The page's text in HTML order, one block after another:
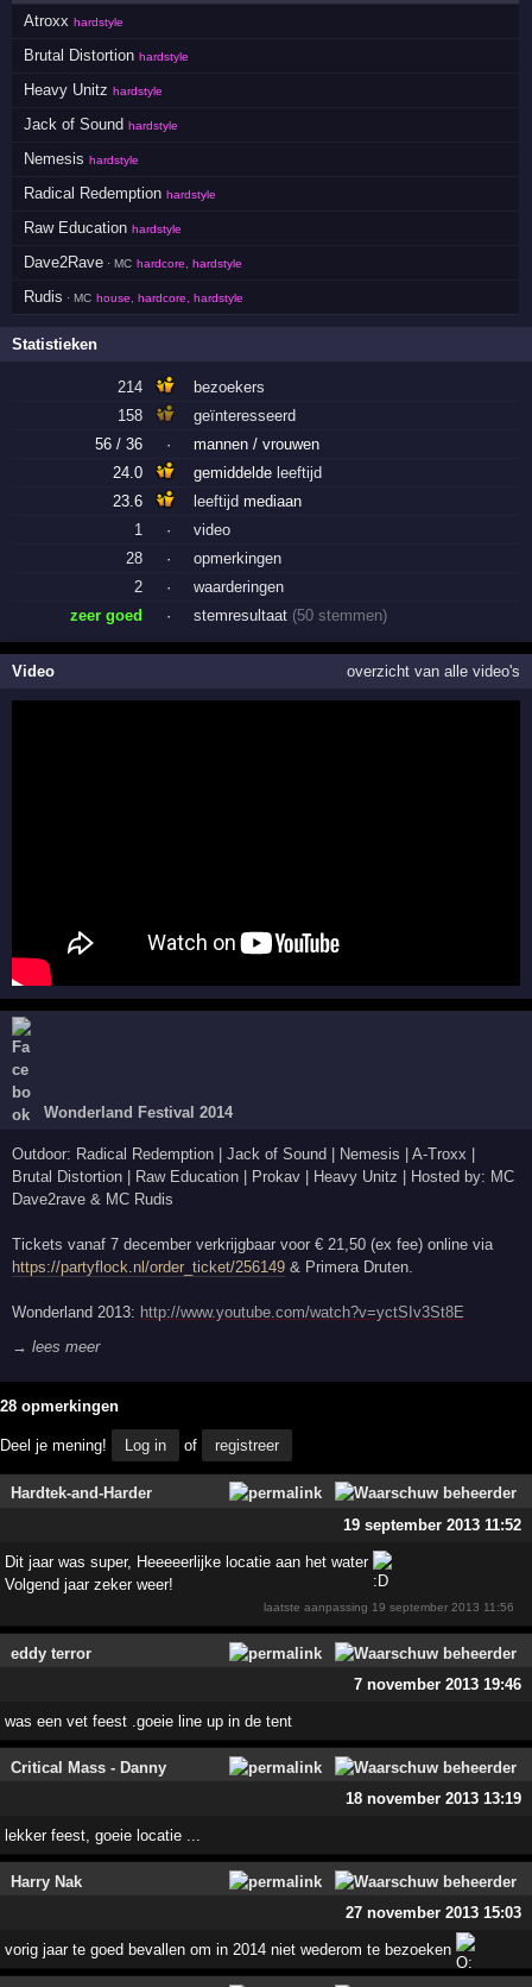
Atroxx hardstyle
Brutal Distortion hardstyle
Heavy Unitz hardstyle
Jack of Sound hardstyle
Nemesis hardstyle
Radical Redemption hardstyle
Raw Education hardstyle
Dave2Rave · MC hardcore, hardstyle
Rudis · MC house, hardcore, hardstyle
Statistieken
214
bezoekers
158
geïnteresseerd
56 / 36
·
mannen / vrouwen
24.0
gemiddelde leeftijd
23.6
leeftijd mediaan
1
·
video
28
·
opmerkingen
2
·
waarderingen
zeer goed
· stemresultaat (50 stemmen)
Video overzicht van alle video's
Wonderland Festival 2014
Outdoor: Radical Redemption | Jack of Sound | Nemesis | A-Troxx |
Brutal Distortion | Raw Education | Prokav | Heavy Unitz | Hosted by: MC
Dave2rave & MC Rudis
Tickets vanaf 7 december verkrijgbaar voor € 21,50 (ex fee) online via
https://partyflock.nl/order_ticket/256149 & Primera Druten.
Wonderland 2013: http://www.youtube.com/watch?v=yctSIv3St8E
→ lees meer
28 opmerkingen
Deel je mening! Log in of registreer
Hardtek-and-Harder
19 september 2013 11:52
Dit jaar was super, Heeeeerlijke locatie aan het water
Volgend jaar zeker weer!
laatste aanpassing 19 september 2013 11:56
eddy terror
7 november 2013 19:46
was een vet feest .goeie line up in de tent
Critical Mass - Danny
18 november 2013 13:19
lekker feest, goeie locatie ...
Harry Nak
27 november 2013 15:03
vorig jaar te goed bevallen om in 2014 niet wederom te bezoeken